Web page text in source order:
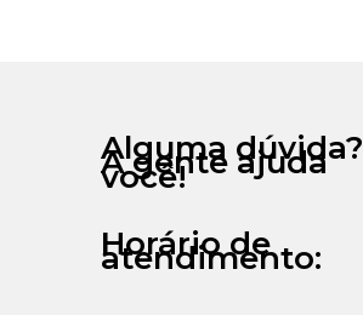
Alguma dúvida?
A gente ajuda
você!
Horário de
atendimento: